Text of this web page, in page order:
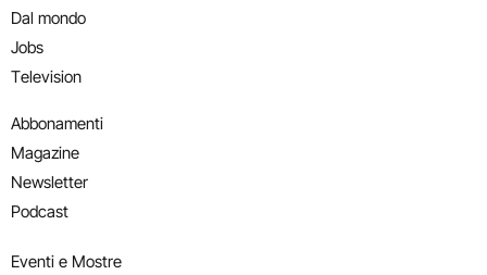
Dal mondo
Jobs
Television
Abbonamenti
Magazine
Newsletter
Podcast
Eventi e Mostre